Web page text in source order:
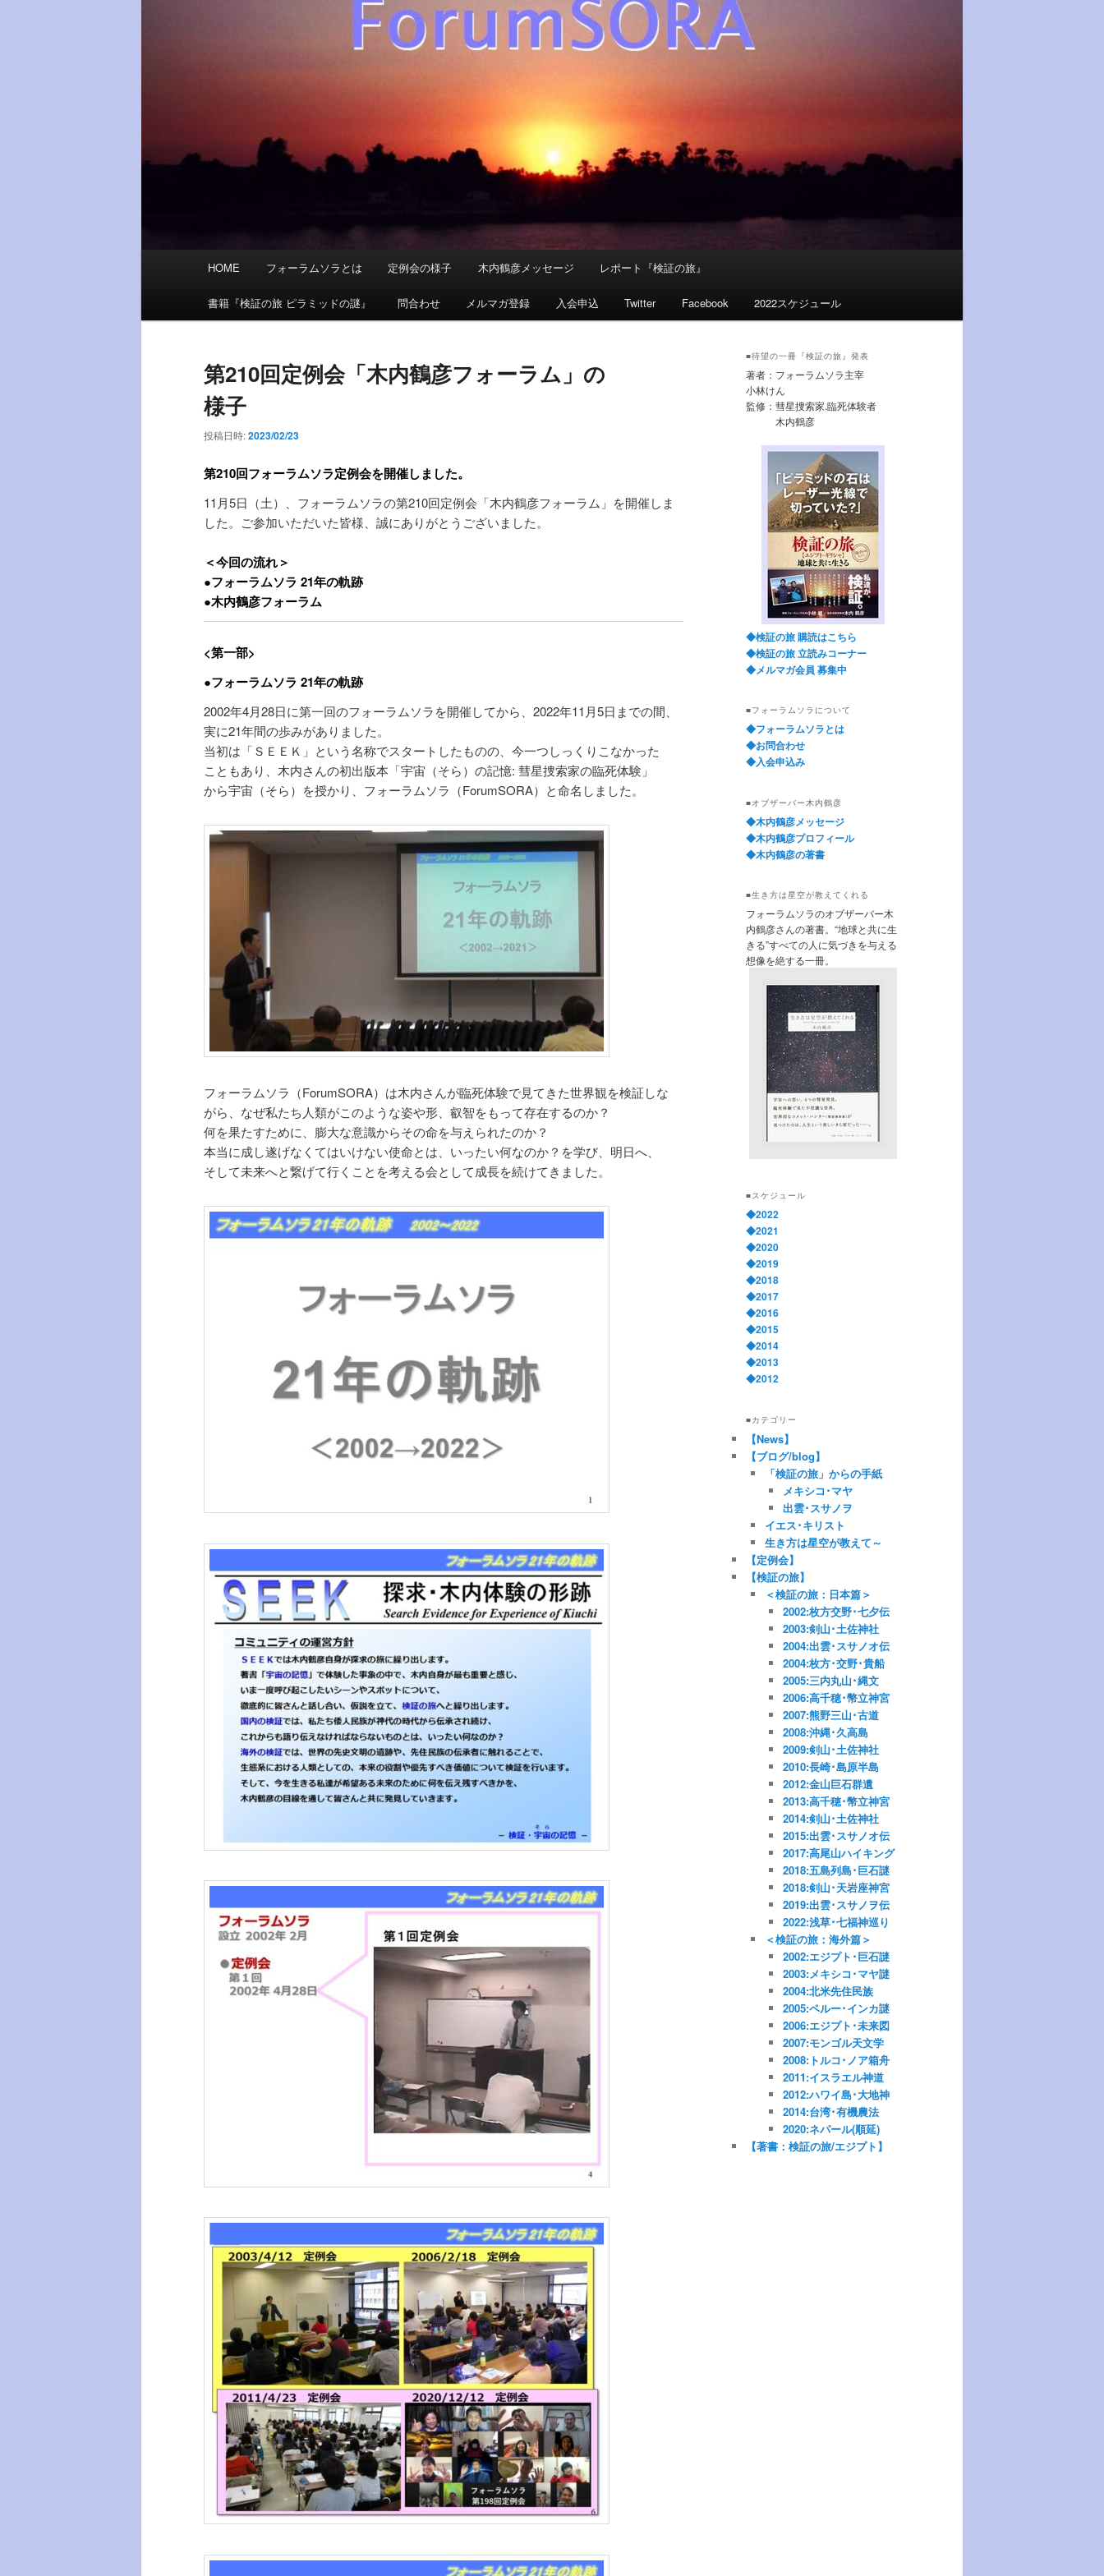
メ
HOME フォーラムソラとは 定例会の様子 木内鶴彦メッセージ レポート『検証の旅』
書籍『検証の旅 ピラミッドの謎』 問合わせ メルマガ登録 入会申込 Twitter Facebook 2022スケジュール
第210回定例会「木内鶴彦フォーラム」の
様子
投稿日時:2023/02/23
第210回フォーラムソラ定例会を開催しました。
11月5日（土）、フォーラムソラの第210回定例会「木内鶴彦フォーラム」を開催しま
した。ご参加いただいた皆様、誠にありがとうございました。
＜今回の流れ＞
●フォーラムソラ 21年の軌跡
●木内鶴彦フォーラム
<第一部>
●フォーラムソラ 21年の軌跡
2002年4月28日に第一回のフォーラムソラを開催してから、2022年11月5日までの間、
実に21年間の歩みがありました。
当初は「ＳＥＥＫ」という名称でスタートしたものの、今一つしっくりこなかった
こともあり、木内さんの初出版本「宇宙（そら）の記憶: 彗星捜索家の臨死体験」
から宇宙（そら）を授かり、フォーラムソラ（ForumSORA）と命名しました。
フォーラムソラ（ForumSORA）は木内さんが臨死体験で見てきた世界観を検証しな
がら、なぜ私たち人類がこのような姿や形、叡智をもって存在するのか？
何を果たすために、膨大な意識からその命を与えられたのか？
本当に成し遂げなくてはいけない使命とは、いったい何なのか？を学び、明日へ、
そして未来へと繋げて行くことを考える会として成長を続けてきました。
■待望の一冊『検証の旅』発表
著者：フォーラムソラ主宰
小林けん
監修：彗星捜索家.臨死体験者
木内鶴彦
◆検証の旅 購読はこちら
◆検証の旅 立読みコーナー
◆メルマガ会員 募集中
■フォーラムソラについて
◆フォーラムソラとは
◆お問合わせ
◆入会申込み
■オブザーバー木内鶴彦
◆木内鶴彦メッセージ
◆木内鶴彦プロフィール
◆木内鶴彦の著書
■生き方は星空が教えてくれる
フォーラムソラのオブザーバー木
内鶴彦さんの著書。“地球と共に生
きる”すべての人に気づきを与える
想像を絶する一冊。
■スケジュール
◆2022
◆2021
◆2020
◆2019
◆2018
◆2017
◆2016
◆2015
◆2014
◆2013
◆2012
■カテゴリー
【News】
【ブログ/blog】
「検証の旅」からの手紙
メキシコ･マヤ
出雲･スサノヲ
イエス･キリスト
生き方は星空が教えて～
【定例会】
【検証の旅】
＜検証の旅：日本篇＞
2002:枚方交野･七夕伝
2003:剣山･土佐神社
2004:出雲･スサノオ伝
2004:枚方･交野･貴船
2005:三内丸山･縄文
2006:高千穂･幣立神宮
2007:熊野三山･古道
2008:沖縄･久高島
2009:剣山･土佐神社
2010:長崎･島原半島
2012:金山巨石群遺
2013:高千穂･幣立神宮
2014:剣山･土佐神社
2015:出雲･スサノオ伝
2017:高尾山ハイキング
2018:五島列島･巨石謎
2018:剣山･天岩座神宮
2019:出雲･スサノヲ伝
2022:浅草･七福神巡り
＜検証の旅：海外篇＞
2002:エジプト･巨石謎
2003:メキシコ･マヤ謎
2004:北米先住民族
2005:ペルー･インカ謎
2006:エジプト･未来図
2007:モンゴル天文学
2008:トルコ･ノア箱舟
2011:イスラエル神道
2012:ハワイ島･大地神
2014:台湾･有機農法
2020:ネパール(順延)
【著書：検証の旅/エジプト】